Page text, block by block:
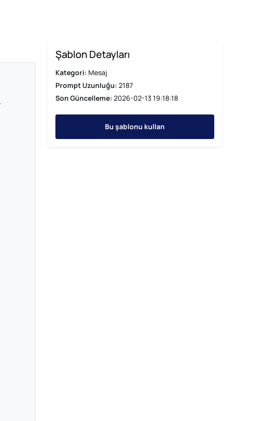
Şablon Detayları
Kategori: Mesaj
Prompt Uzunluğu: 2187
Son Güncelleme: 2026-02-13 19:18:18
Bu şablonu kullan